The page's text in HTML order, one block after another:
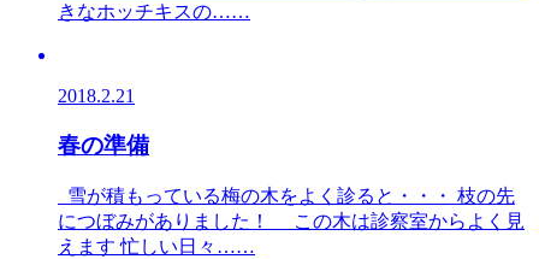
きなホッチキスの……
2018.2.21
春の準備
雪が積もっている梅の木をよく診ると・・・ 枝の先
につぼみがありました！ この木は診察室からよく見
えます 忙しい日々……